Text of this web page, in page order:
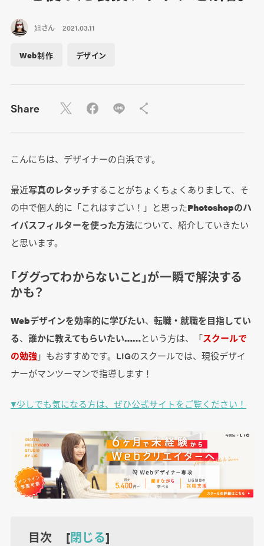
姐さん 2021.03.11
Web制作 デザイン
Share
こんにちは、デザイナーの白浜です。
最近写真のレタッチすることがちょくちょくありまして、そ
の中で個人的に「これはすごい！」と思ったPhotoshopのハ
イパスフィルターを使った方法について、紹介していきたい
と思います。
「ググってわからないこと」が一瞬で解決する
かも？
Webデザインを効率的に学びたい、 転職・就職を目指してい
る、 誰かに教えてもらいたい……という方は、「スクールで
の勉強」もおすすめです。LIGのスクールでは、現役デザイ
ナーがマンツーマンで指導します！
▼少しでも気になる方は、ぜひ公式サイトをご覧ください！
目次 [閉じる]